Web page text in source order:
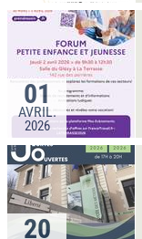
01
AVRIL.
2026
20